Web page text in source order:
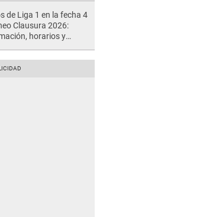
de Liga 1 en la fecha 4
Clausura 2026:
horarios y